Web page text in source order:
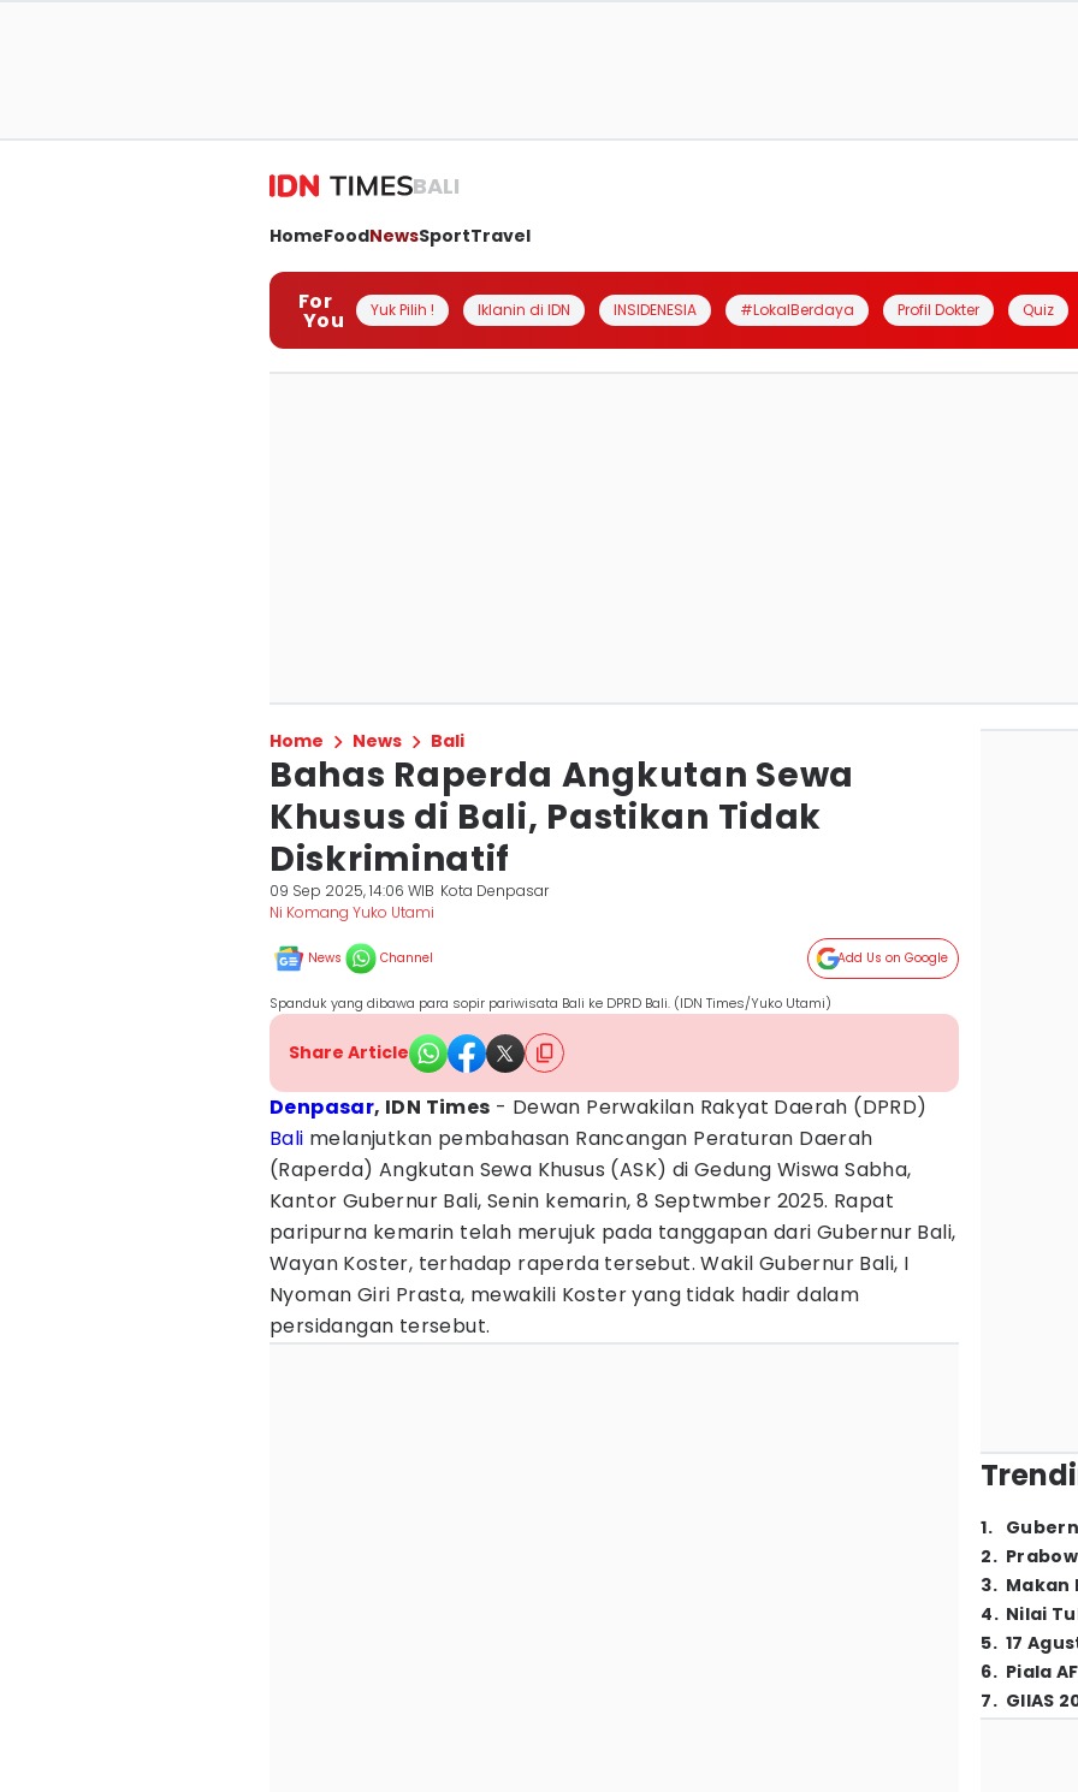
BALI
HomeFoodNewsSportTravel
For
You Yuk Pilih ! Iklanin di IDN INSIDENESIA #LokalBerdaya Profil Dokter Quiz
Home News Bali
Bahas Raperda Angkutan Sewa
Khusus di Bali, Pastikan Tidak
Diskriminatif
09 Sep 2025, 14:06 WIB Kota Denpasar
Ni Komang Yuko Utami
News Channel Add Us on Google
Spanduk yang dibawa para sopir pariwisata Bali ke DPRD Bali. (IDN Times/Yuko Utami)
Share Article
Denpasar, IDN Times - Dewan Perwakilan Rakyat Daerah (DPRD)
Bali melanjutkan pembahasan Rancangan Peraturan Daerah
(Raperda) Angkutan Sewa Khusus (ASK) di Gedung Wiswa Sabha,
Kantor Gubernur Bali, Senin kemarin, 8 Septwmber 2025. Rapat
paripurna kemarin telah merujuk pada tanggapan dari Gubernur Bali,
Wayan Koster, terhadap raperda tersebut. Wakil Gubernur Bali, I
Nyoman Giri Prasta, mewakili Koster yang tidak hadir dalam
persidangan tersebut.
1.
2.
3. Makan
4. Nilai
5. 17
6. Piala
7. GIIAS